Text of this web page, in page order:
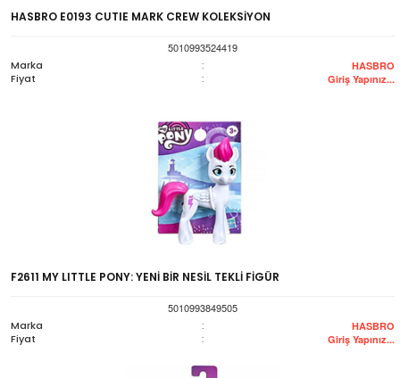
HASBRO E0193 CUTIE MARK CREW KOLEKSİYON
5010993524419
Marka
: HASBRO
Fiyat : Giriş Yapınız...
F2611 MY LITTLE PONY: YENİ BİR NESİL TEKLİ FİGÜR
5010993849505
Marka
: HASBRO
Fiyat : Giriş Yapınız...